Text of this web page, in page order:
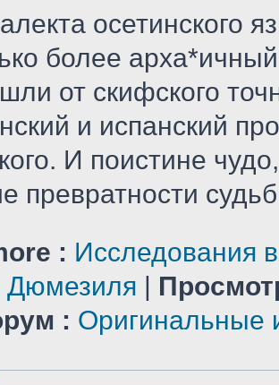
осетинского
более
от скифского
и испанский
И поистине
превратности
: Исследования
|
: Оригинальные